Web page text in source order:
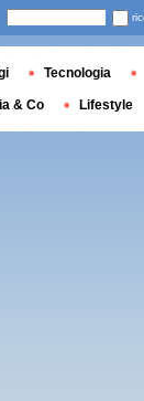
Tecnologia
& Co Lifestyle